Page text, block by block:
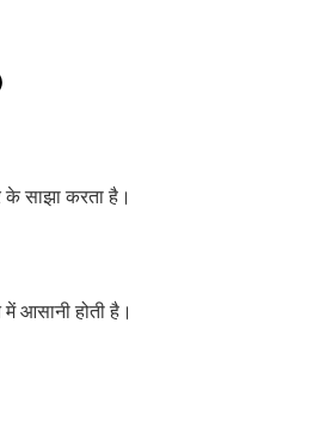
के साझा करता है।
आसानी होती है।